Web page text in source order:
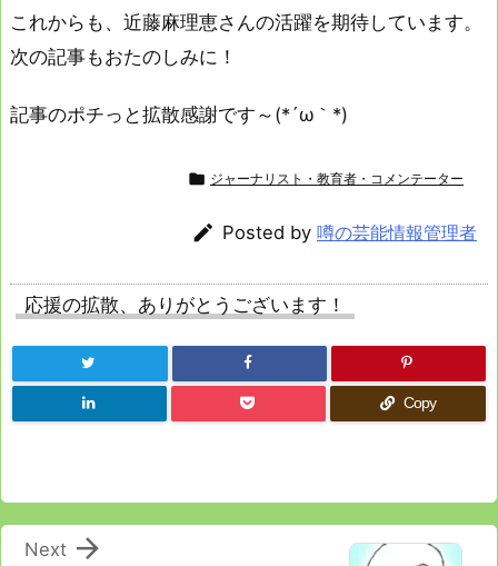
これからも、近藤麻理恵さんの活躍を期待しています。
次の記事もおたのしみに！
記事のポチっと拡散感謝です～(*´ω｀*)
 ジャーナリスト・教育者・コメンテーター
 Posted by 噂の芸能情報管理者
応援の拡散、ありがとうございます！
Copy

Next